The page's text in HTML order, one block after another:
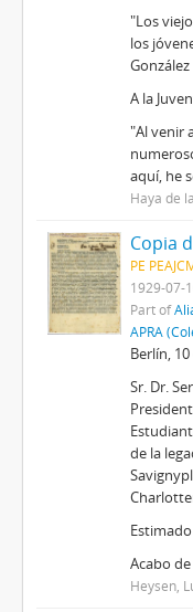
"Los
los
A la
"Al venir
aquí, he
Haya de
PE
1929-07-
Part of
APRA
Berlín,
Sr. Dr.
de la
Acabo
Heysen,